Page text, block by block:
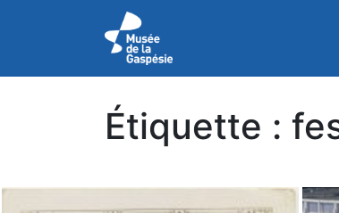
Étiquette :